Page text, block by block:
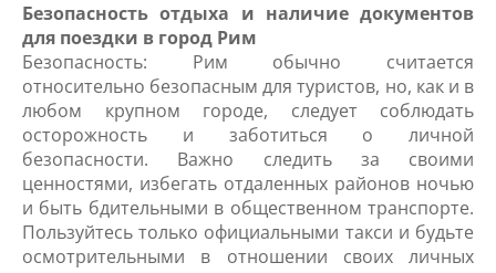
Безопасность отдыха и наличие документов
для поездки в город Рим
Безопасность: Рим обычно считается
относительно безопасным для туристов, но, как и в
любом крупном городе, следует соблюдать
осторожность и заботиться о личной
безопасности. Важно следить за своими
ценностями, избегать отдаленных районов ночью
и быть бдительными в общественном транспорте.
Пользуйтесь только официальными такси и будьте
осмотрительными в отношении своих личных